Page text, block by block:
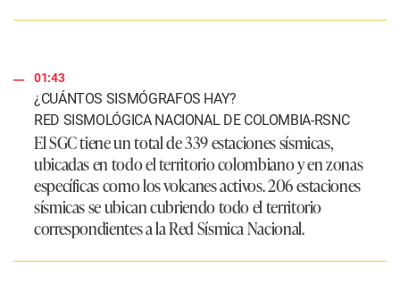
01:43
¿CUÁNTOS SISMÓGRAFOS HAY?
RED SISMOLÓGICA NACIONAL DE COLOMBIA-RSNC
​El SGC tiene un total de 339 estaciones sísmicas,
ubicadas en todo el territorio colombiano y en zonas
específicas como los volcanes activos. 206 estaciones
sísmicas se ubican cubriendo todo el territorio
correspondientes a la Red Sísmica Nacional.